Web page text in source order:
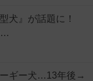
犬』が話題に！
ーギー犬…13年後→